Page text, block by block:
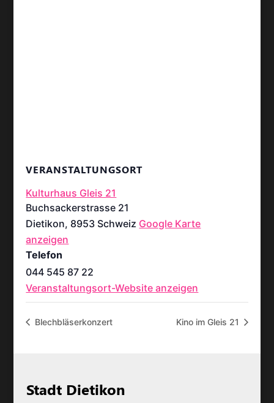
VERANSTALTUNGSORT
Kulturhaus Gleis 21
Buchsackerstrasse 21
Dietikon, 8953 Schweiz Google Karte
anzeigen
Telefon
044 545 87 22
Veranstaltungsort-Website anzeigen
Blechbläserkonzert Kino im Gleis 21
Stadt Dietikon